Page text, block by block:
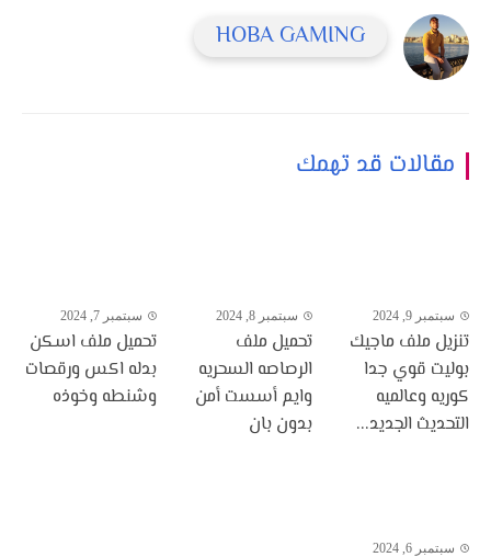
HOBA GAMING
مقالات قد تهمك
سبتمبر 9, 2024
تنزيل ملف ماجيك
بوليت قوي جدا
كوريه وعالميه
التحديث الجديد...
سبتمبر 8, 2024
تحميل ملف
الرصاصه السحريه
وايم أسست أمن
بدون بان
سبتمبر 7, 2024
تحميل ملف اسكن
بدله اكس ورقصات
وشنطه وخوذه
سبتمبر 6, 2024